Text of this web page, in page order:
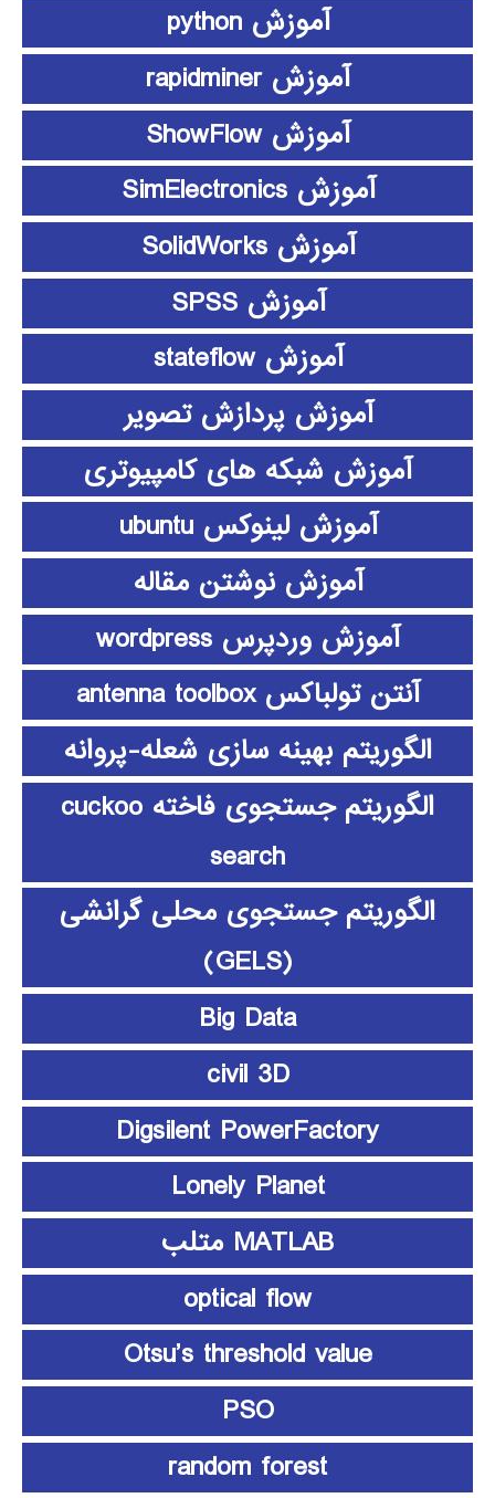
آموزش python
آموزش rapidminer
آموزش ShowFlow
آموزش SimElectronics
آموزش SolidWorks
آموزش SPSS
آموزش stateflow
آموزش پردازش تصویر
آموزش شبکه های کامپیوتری
آموزش لینوکس ubuntu
آموزش نوشتن مقاله
آموزش وردپرس wordpress
آنتن تولباکس antenna toolbox
الگوریتم بهینه سازی شعله-پروانه
الگوریتم جستجوی فاخته cuckoo
search
الگوریتم جستجوی محلی گرانشی
(GELS)
Big Data
civil 3D
Digsilent PowerFactory
Lonely Planet
MATLAB متلب
optical flow
Otsu’s threshold value
PSO
random forest